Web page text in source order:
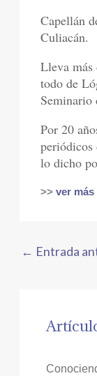
Capellán
Culiacán.
Lleva más
todo de
Seminario
Por 20
periódicos
lo dicho
>>ver
← Entrada